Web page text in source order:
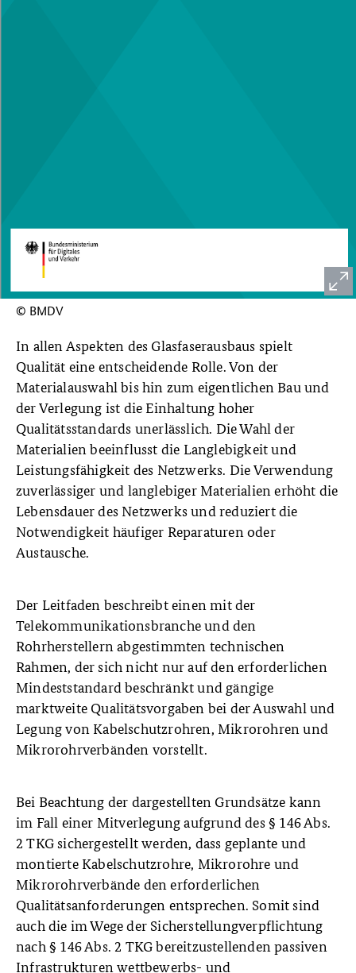
© BMDV
In allen Aspekten des Glasfaserausbaus spielt
Qualität eine entscheidende Rolle. Von der
Materialauswahl bis hin zum eigentlichen Bau und
der Verlegung ist die Einhaltung hoher
Qualitätsstandards unerlässlich. Die Wahl der
Materialien beeinflusst die Langlebigkeit und
Leistungsfähigkeit des Netzwerks. Die Verwendung
zuverlässiger und langlebiger Materialien erhöht die
Lebensdauer des Netzwerks und reduziert die
Notwendigkeit häufiger Reparaturen oder
Austausche.
Der Leitfaden beschreibt einen mit der
Telekommunikationsbranche und den
Rohrherstellern abgestimmten technischen
Rahmen, der sich nicht nur auf den erforderlichen
Mindeststandard beschränkt und gängige
marktweite Qualitätsvorgaben bei der Auswahl und
Legung von Kabelschutzrohren, Mikrorohren und
Mikrorohrverbänden vorstellt.
Bei Beachtung der dargestellten Grundsätze kann
im Fall einer Mitverlegung aufgrund des § 146 Abs.
2 TKG sichergestellt werden, dass geplante und
montierte Kabelschutzrohre, Mikrorohre und
Mikrorohrverbände den erforderlichen
Qualitätsanforderungen entsprechen. Somit sind
auch die im Wege der Sicherstellungverpflichtung
nach § 146 Abs. 2 TKG bereitzustellenden passiven
Infrastrukturen wettbewerbs- und